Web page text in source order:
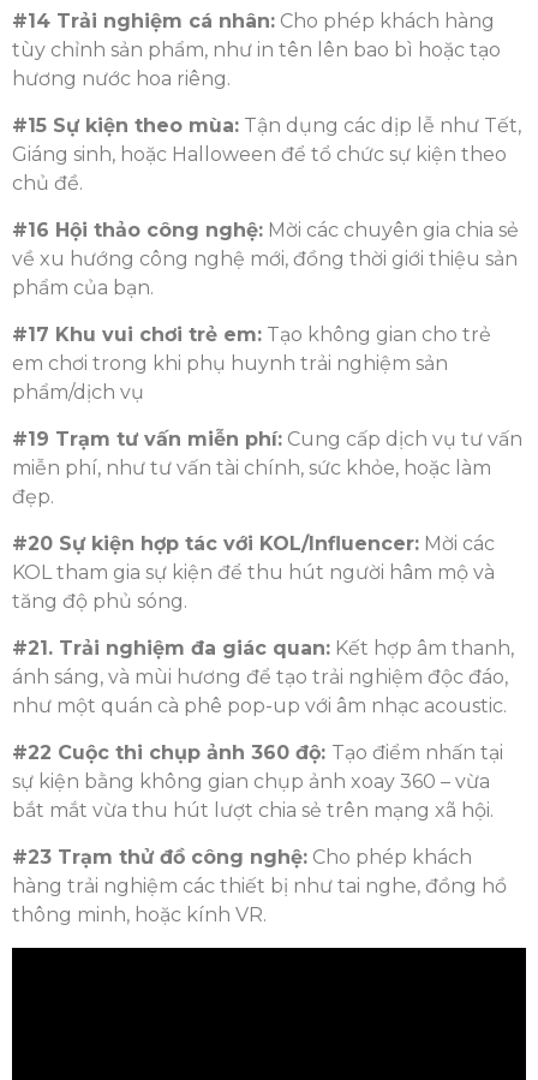
#14 Trải nghiệm cá nhân: Cho phép khách hàng
tùy chỉnh sản phẩm, như in tên lên bao bì hoặc tạo
hương nước hoa riêng.
#15 Sự kiện theo mùa: Tận dụng các dịp lễ như Tết,
Giáng sinh, hoặc Halloween để tổ chức sự kiện theo
chủ đề.
#16 Hội thảo công nghệ: Mời các chuyên gia chia sẻ
về xu hướng công nghệ mới, đồng thời giới thiệu sản
phẩm của bạn.
#17 Khu vui chơi trẻ em: Tạo không gian cho trẻ
em chơi trong khi phụ huynh trải nghiệm sản
phẩm/dịch vụ
#19 Trạm tư vấn miễn phí: Cung cấp dịch vụ tư vấn
miễn phí, như tư vấn tài chính, sức khỏe, hoặc làm
đẹp.
#20 Sự kiện hợp tác với KOL/Influencer: Mời các
KOL tham gia sự kiện để thu hút người hâm mộ và
tăng độ phủ sóng.
#21. Trải nghiệm đa giác quan: Kết hợp âm thanh,
ánh sáng, và mùi hương để tạo trải nghiệm độc đáo,
như một quán cà phê pop-up với âm nhạc acoustic.
#22 Cuộc thi chụp ảnh 360 độ: Tạo điểm nhấn tại
sự kiện bằng không gian chụp ảnh xoay 360 – vừa
bắt mắt vừa thu hút lượt chia sẻ trên mạng xã hội.
#23 Trạm thử đồ công nghệ: Cho phép khách
hàng trải nghiệm các thiết bị như tai nghe, đồng hồ
thông minh, hoặc kính VR.